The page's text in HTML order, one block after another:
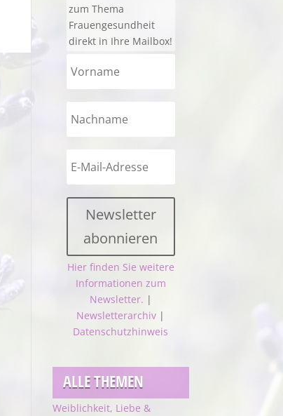
zum Thema
Frauengesundheit
direkt in Ihre Mailbox!
Newsletter
abonnieren
Hier finden Sie weitere
Informationen zum
Newsletter. |
Newsletterarchiv |
Datenschutzhinweis
ALLE THEMEN
Weiblichkeit, Liebe &